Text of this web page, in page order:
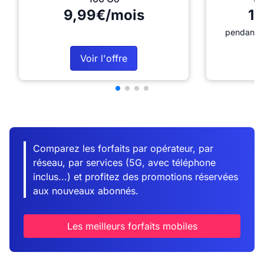
9,99€/mois
Voir l'offre
pendant
Comparez les forfaits par opérateur, par
réseau, par services (5G, avec téléphone
inclus...) et profitez des promotions réservées
aux nouveaux abonnés.
Les meilleurs forfaits mobiles